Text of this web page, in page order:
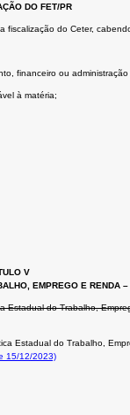
DO FET/PR
do Ceter,
financeiro ou administração
à matéria;
V
EMPREGO E RENDA –
do Trabalho,
Estadual do Trabalho,
15/12/2023)